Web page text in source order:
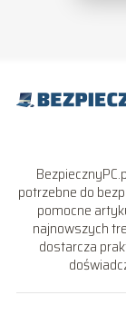
potrzebne do
pomocne
najnowszych
dostarcza